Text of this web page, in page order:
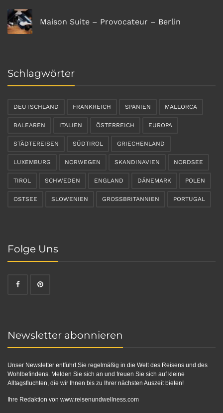
Maison Suite – Provocateur – Berlin
Schlagwörter
DEUTSCHLAND FRANKREICH SPANIEN MALLORCA
BALEAREN ITALIEN ÖSTERREICH EUROPA
STÄDTEREISEN SÜDTIROL GRIECHENLAND
LUXEMBURG NORWEGEN SKANDINAVIEN NORDSEE
TIROL SCHWEDEN ENGLAND DÄNEMARK POLEN
OSTSEE SLOWENIEN GROSSBRITANNIEN PORTUGAL
Folge Uns
Newsletter abonnieren
Unser Newsletter entführt Sie regelmäßig in die Welt des Reisens und des
Wohlbefindens. Melden Sie sich an und freuen Sie sich auf kleine
Alltagsfluchten, die wir Ihnen bis zu Ihrer nächsten Auszeit bieten!
Ihre Redaktion von www.reisenundwellness.com